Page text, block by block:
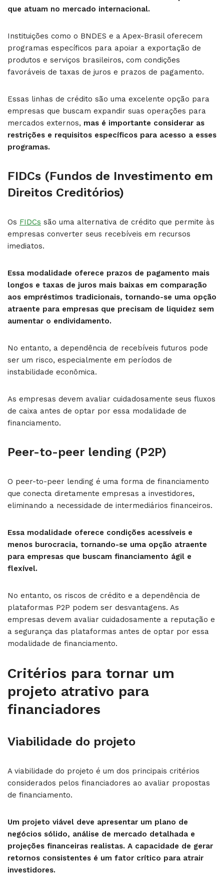
que atuam no mercado internacional.
Instituições como o BNDES e a Apex-Brasil oferecem
programas específicos para apoiar a exportação de
produtos e serviços brasileiros, com condições
favoráveis de taxas de juros e prazos de pagamento.
Essas linhas de crédito são uma excelente opção para
empresas que buscam expandir suas operações para
mercados externos, mas é importante considerar as
restrições e requisitos específicos para acesso a esses
programas.
FIDCs (Fundos de Investimento em
Direitos Creditórios)
Os FIDCs são uma alternativa de crédito que permite às
empresas converter seus recebíveis em recursos
imediatos.
Essa modalidade oferece prazos de pagamento mais
longos e taxas de juros mais baixas em comparação
aos empréstimos tradicionais, tornando-se uma opção
atraente para empresas que precisam de liquidez sem
aumentar o endividamento.
No entanto, a dependência de recebíveis futuros pode
ser um risco, especialmente em períodos de
instabilidade econômica.
As empresas devem avaliar cuidadosamente seus fluxos
de caixa antes de optar por essa modalidade de
financiamento.
Peer-to-peer lending (P2P)
O peer-to-peer lending é uma forma de financiamento
que conecta diretamente empresas a investidores,
eliminando a necessidade de intermediários financeiros.
Essa modalidade oferece condições acessíveis e
menos burocracia, tornando-se uma opção atraente
para empresas que buscam financiamento ágil e
flexível.
No entanto, os riscos de crédito e a dependência de
plataformas P2P podem ser desvantagens. As
empresas devem avaliar cuidadosamente a reputação e
a segurança das plataformas antes de optar por essa
modalidade de financiamento.
Critérios para tornar um
projeto atrativo para
financiadores
Viabilidade do projeto
A viabilidade do projeto é um dos principais critérios
considerados pelos financiadores ao avaliar propostas
de financiamento.
Um projeto viável deve apresentar um plano de
negócios sólido, análise de mercado detalhada e
projeções financeiras realistas. A capacidade de gerar
retornos consistentes é um fator crítico para atrair
investidores.